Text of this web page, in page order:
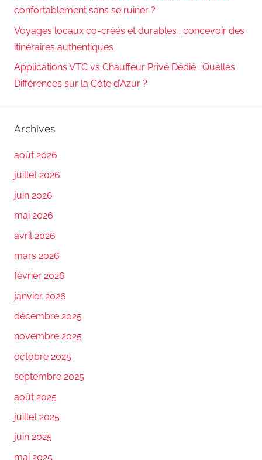
confortablement sans se ruiner ?
Voyages locaux co-créés et durables : concevoir des
itinéraires authentiques
Applications VTC vs Chauffeur Privé Dédié : Quelles
Différences sur la Côte d’Azur ?
Archives
août 2026
juillet 2026
juin 2026
mai 2026
avril 2026
mars 2026
février 2026
janvier 2026
décembre 2025
novembre 2025
octobre 2025
septembre 2025
août 2025
juillet 2025
juin 2025
mai 2025